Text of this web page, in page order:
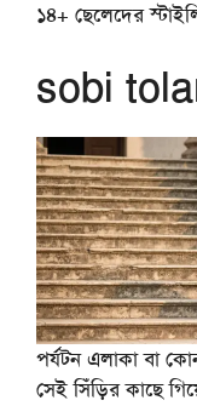
১৪+ ছেলেদের
sobi
পর্যটন এলাকা বা
সেই সিঁড়ির কাছে